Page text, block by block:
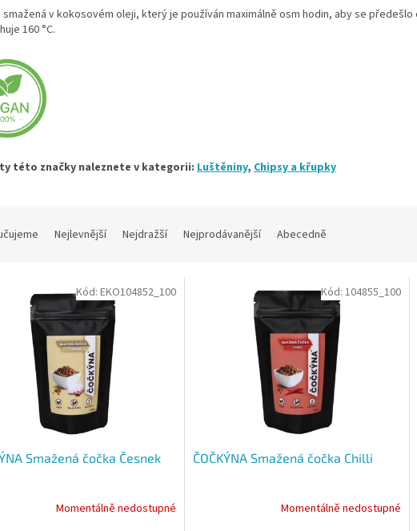
smažená v kokosovém oleji, který je používán maximálně osm hodin, aby se
160 °C.
této značky naleznete v kategorii: Luštěniny, Chipsy a křupky
Nejlevnější Nejdražší Nejprodávanější Abecedně
Smažená čočka Česnek
Momentálně nedostupné
Kód: EKO104852_100
ČOČKÝNA Smažená čočka Chilli
Momentálně nedostupné
Kód: 104855_100